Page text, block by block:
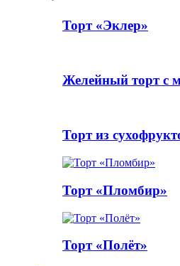
Торт «Эклер»
Желейный торт с
Торт из
Торт «Пломбир»
Торт «Полёт»